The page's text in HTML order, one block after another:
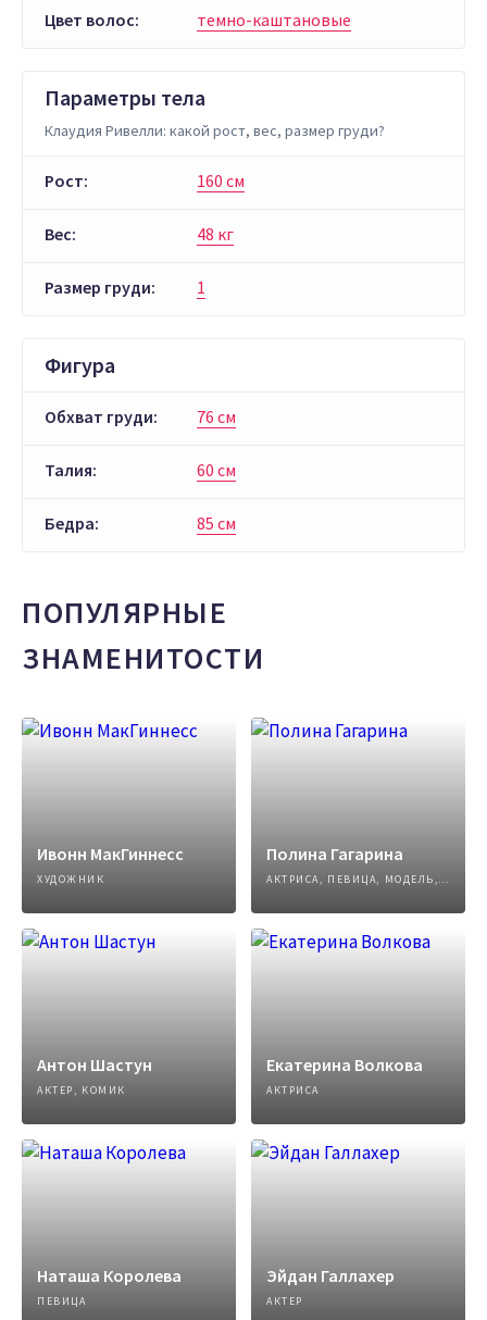
Цвет волос: темно-каштановые
Параметры тела
Клаудия Ривелли: какой рост, вес, размер груди?
Рост: 160 см
Вес: 48 кг
Размер груди: 1
Фигура
Обхват груди: 76 см
Талия: 60 см
Бедра: 85 см
ПОПУЛЯРНЫЕ
ЗНАМЕНИТОСТИ
Ивонн МакГиннесс
ХУДОЖНИК
Полина Гагарина
АКТРИСА, ПЕВИЦА, МОДЕЛЬ, АВТОР ПЕСЕН
Антон Шастун
АКТЕР, КОМИК
Екатерина Волкова
АКТРИСА
Наташа Королева
ПЕВИЦА
Эйдан Галлахер
АКТЕР